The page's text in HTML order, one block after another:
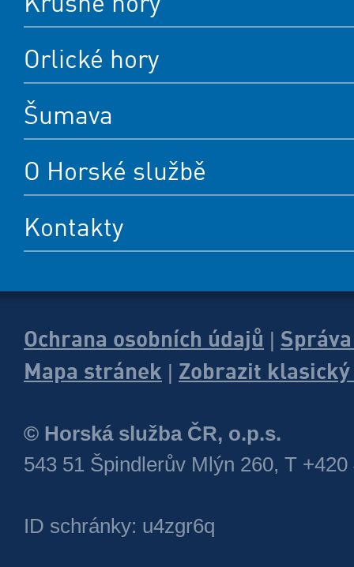
Orlické hory
Šumava
O Horské službě
Kontakty
Ochrana osobních údajů
Mapa stránek
Zobrazit
© Horská služba ČR, o.p.s.
543 51 Špindlerův Mlýn 260, T +420
ID schránky: u4zgr6q